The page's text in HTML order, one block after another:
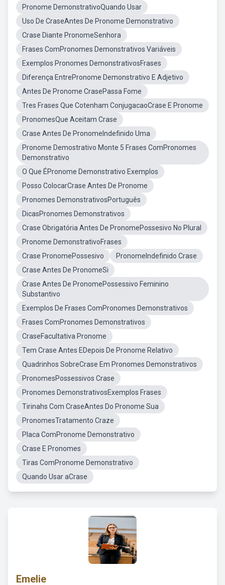
Pronome DemonstrativoQuando Usar
Uso De CraseAntes De Pronome Demonstrativo
Crase Diante PronomeSenhora
Frases ComPronomes Demonstrativos Variáveis
Exemplos Pronomes DemonstrativosFrases
Diferença EntrePronome Demonstrativo E Adjetivo
Antes De Pronome CrasePassa Fome
Tres Frases Que Cotenham ConjugacaoCrase E Pronome
PronomesQue Aceitam Crase
Crase Antes De PronomeIndefinido Uma
Pronome Demostrativo Monte 5 Frases ComPronomes
Demonstrativo
O Que ÉPronome Demonstrativo Exemplos
Posso ColocarCrase Antes De Pronome
Pronomes DemonstrativosPortuguês
DicasPronomes Demonstrativos
Crase Obrigatória Antes De PronomePossesivo No Plural
Pronome DemonstrativoFrases
Crase PronomePossesivo
PronomeIndefinido Crase
Crase Antes De PronomeSi
Crase Antes De PronomePossessivo Feminino
Substantivo
Exemplos De Frases ComPronomes Demonstrativos
Frases ComPronomes Demonstrativos
CraseFacultativa Pronome
Tem Crase Antes EDepois De Pronome Relativo
Quadrinhos SobreCrase Em Pronomes Demonstrativos
PronomesPossessivos Crase
Pronomes DemonstrativosExemplos Frases
Tirinahs Com CraseAntes Do Pronome Sua
PronomesTratamento Craze
Placa ComPronome Demonstrativo
Crase E Pronomes
Tiras ComPronome Demonstrativo
Quando Usar aCrase
Emelie